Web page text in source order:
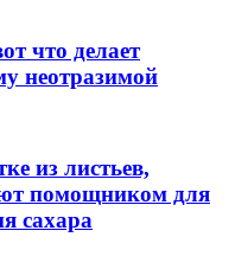
что делает
неотразимой
из листьев,
помощником для
сахара